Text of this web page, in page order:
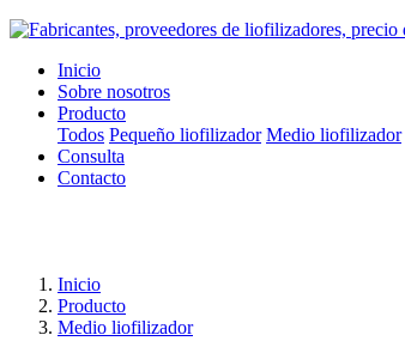
Inicio
Sobre nosotros
Producto
Todos Pequeño liofilizador Medio liofilizador
Consulta
Contacto
Inicio
Producto
Medio liofilizador